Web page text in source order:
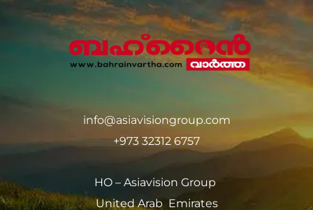
info@asiavisiongroup.com
+973 32312 6757
HO – Asiavision Group
United Arab Emirates